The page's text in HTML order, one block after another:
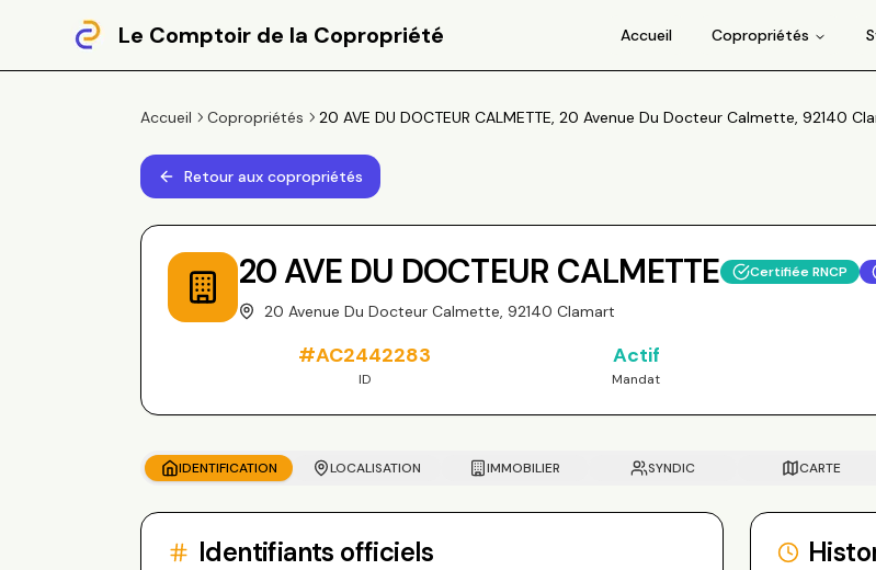
Le Comptoir de la Copropriété Accueil Copropriétés
Accueil Copropriétés 20 AVE DU DOCTEUR CALMETTE, 20 Avenue Du Docteur Calmette, 92140
Retour aux copropriétés
20 AVE DU DOCTEUR CALMETTE Certifiée RNCP
20 Avenue Du Docteur Calmette, 92140 Clamart
#AC2442283
ID
Actif
Mandat
IDENTIFICATION LOCALISATION IMMOBILIER SYNDIC CARTE
Identifiants officiels